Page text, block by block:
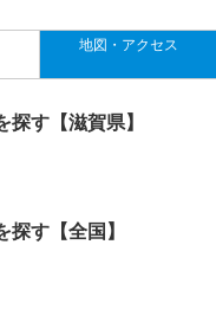
地図・アクセス
す【滋賀県】
す【全国】